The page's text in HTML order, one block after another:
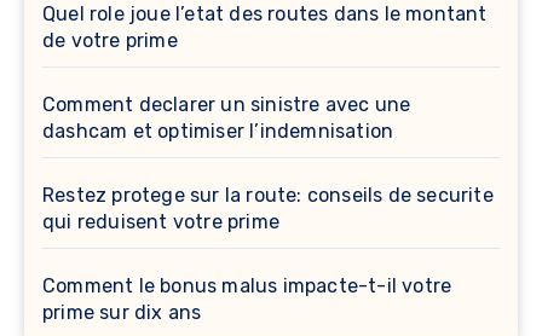
Quel role joue l’etat des routes dans le montant
de votre prime
Comment declarer un sinistre avec une
dashcam et optimiser l’indemnisation
Restez protege sur la route: conseils de securite
qui reduisent votre prime
Comment le bonus malus impacte-t-il votre
prime sur dix ans